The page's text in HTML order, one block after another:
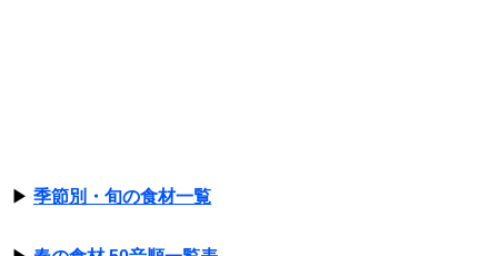
▶ 季節別・旬の食材一覧